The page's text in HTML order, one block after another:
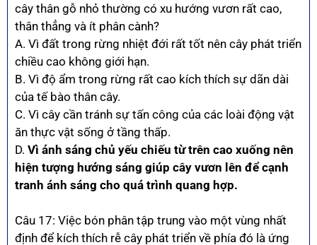
cây thân gỗ nhỏ thường có xu hướng vươn rất cao,
thân thẳng và ít phân cành?
A. Vì đất trong rừng nhiệt đới rất tốt nên cây phát triển
chiều cao không giới hạn.
B. Vì độ ẩm trong rừng rất cao kích thích sự dãn dài
của tế bào thân cây.
C. Vì cây cần tránh sự tấn công của các loài động vật
ăn thực vật sống ở tầng thấp.
D. Vì ánh sáng chủ yếu chiếu từ trên cao xuống nên
hiện tượng hướng sáng giúp cây vươn lên để cạnh
tranh ánh sáng cho quá trình quang hợp.
Câu 17: Việc bón phân tập trung vào một vùng nhất
định để kích thích rễ cây phát triển về phía đó là ứng